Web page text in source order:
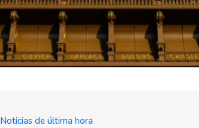
Noticias de última hora